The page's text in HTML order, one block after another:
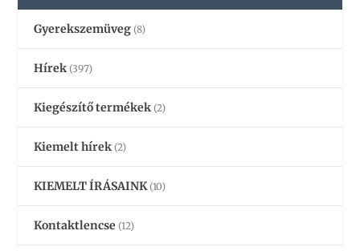
Gyerekszemüveg (8)
Hírek (397)
Kiegészítő termékek (2)
Kiemelt hírek (2)
KIEMELT ÍRÁSAINK (10)
Kontaktlencse (12)